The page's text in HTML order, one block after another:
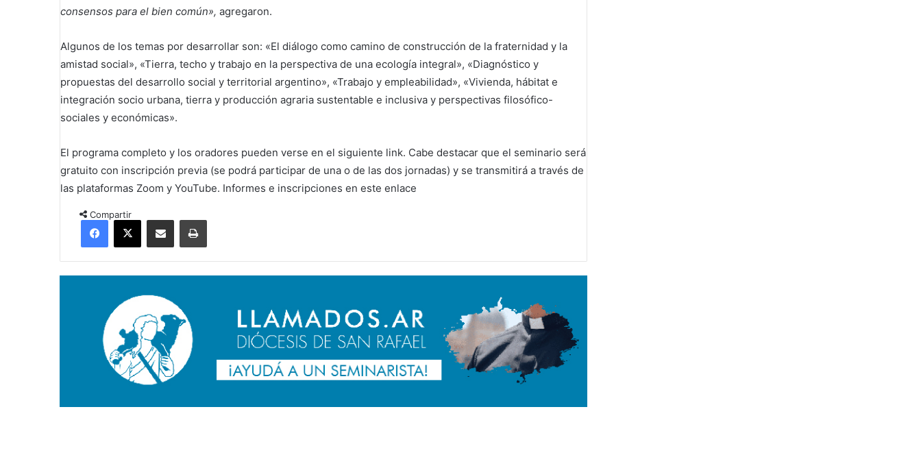
consensos para el bien común», agregaron.
Algunos de los temas por desarrollar son: «El diálogo como camino de construcción de la fraternidad y la
amistad social», «Tierra, techo y trabajo en la perspectiva de una ecología integral», «Diagnóstico y
propuestas del desarrollo social y territorial argentino», «Trabajo y empleabilidad», «Vivienda, hábitat e
integración socio urbana, tierra y producción agraria sustentable e inclusiva y perspectivas filosófico-
sociales y económicas».
El programa completo y los oradores pueden verse en el siguiente link. Cabe destacar que el seminario será
gratuito con inscripción previa (se podrá participar de una o de las dos jornadas) y se transmitirá a través de
las plataformas Zoom y YouTube. Informes e inscripciones en este enlace
Compartir
Facebook